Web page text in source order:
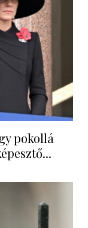
pokollá